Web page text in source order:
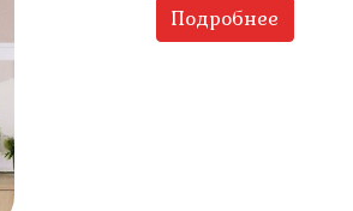
Подробнее